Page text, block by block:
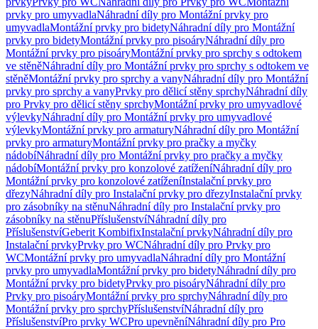
prvky pro umyvadlaNáhradní díly pro Montážní prvky pro
umyvadlaMontážní prvky pro bidetyNáhradní díly pro Montážní
prvky pro bidetyMontážní prvky pro pisoáryNáhradní díly pro
Montážní prvky pro pisoáryMontážní prvky pro sprchy s odtokem
ve stěněNáhradní díly pro Montážní prvky pro sprchy s odtokem ve
stěněMontážní prvky pro sprchy a vanyNáhradní díly pro Montážní
prvky pro sprchy a vanyPrvky pro dělicí stěny sprchyNáhradní díly
pro Prvky pro dělicí stěny sprchyMontážní prvky pro umyvadlové
výlevkyNáhradní díly pro Montážní prvky pro umyvadlové
výlevkyMontážní prvky pro armaturyNáhradní díly pro Montážní
prvky pro armaturyMontážní prvky pro pračky a myčky
nádobíNáhradní díly pro Montážní prvky pro pračky a myčky
nádobíMontážní prvky pro konzolové zatíženíNáhradní díly pro
Montážní prvky pro konzolové zatíženíInstalační prvky pro
dřezyNáhradní díly pro Instalační prvky pro dřezyInstalační prvky
pro zásobníky na stěnuNáhradní díly pro Instalační prvky pro
zásobníky na stěnuPříslušenstvíNáhradní díly pro
PříslušenstvíGeberit KombifixInstalační prvkyNáhradní díly pro
Instalační prvkyPrvky pro WCNáhradní díly pro Prvky pro
WCMontážní prvky pro umyvadlaNáhradní díly pro Montážní
prvky pro umyvadlaMontážní prvky pro bidetyNáhradní díly pro
Montážní prvky pro bidetyPrvky pro pisoáryNáhradní díly pro
Prvky pro pisoáryMontážní prvky pro sprchyNáhradní díly pro
Montážní prvky pro sprchyPříslušenstvíNáhradní díly pro
PříslušenstvíPro prvky WCPro upevněníNáhradní díly pro Pro